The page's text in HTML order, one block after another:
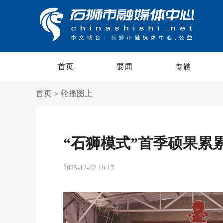
首页 要闻 专题
首页 > 轮播图上
“石狮模式”首季硕果累
2025-12-02 10:17